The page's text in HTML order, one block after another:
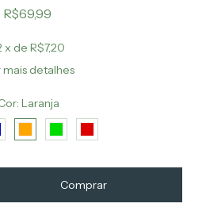
R$69,99
x de R$7,20
mais detalhes
Laranja